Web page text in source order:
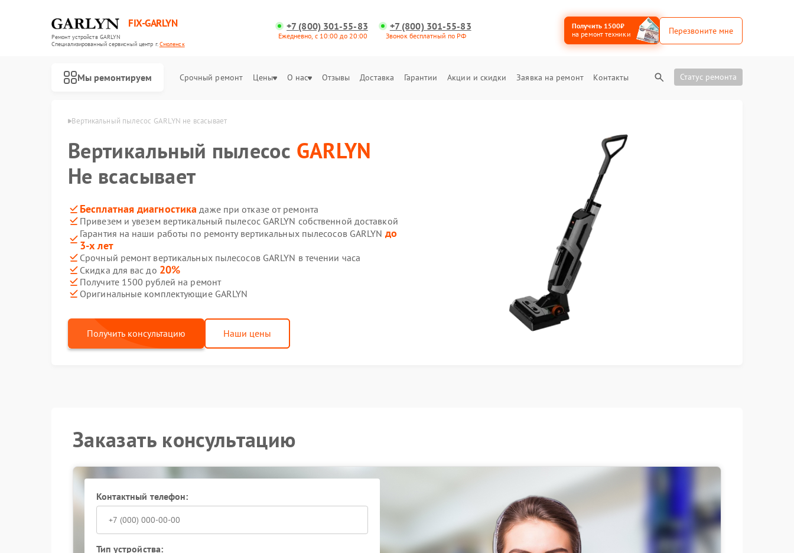
FIX-GARLYN
Ремонт устройств GARLYN
Специализированный cервисный центр г.Смоленск
+7 (800) 301-55-83
Ежедневно, с 10:00 до 20:00
+7 (800) 301-55-83
Звонок бесплатный по РФ
Получить 1500₽
на ремонт техники
Перезвоните мне
Мы ремонтируем Срочный ремонт Цены О нас Отзывы Доставка Гарантии Акции и скидки Заявка на ремонт Контакты Статус ремонта
Вертикальный пылесос GARLYN не всасывает
Вертикальный пылесос GARLYN
Не всасывает
Бесплатная диагностика даже при отказе от ремонта
Привезем и увезем вертикальный пылесос GARLYN собственной доставкой
Гарантия на наши работы по ремонту вертикальных пылесосов GARLYN до
3-х лет
Срочный ремонт вертикальных пылесосов GARLYN в течении часа
Скидка для вас до 20%
Получите 1500 рублей на ремонт
Оригинальные комплектующие GARLYN
Получить консультацию Наши цены
Заказать консультацию
Контактный телефон:
Тип устройства: